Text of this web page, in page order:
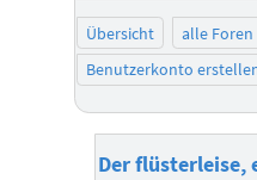
Übersicht alle Foren
Benutzerkonto
Der flüsterleise,